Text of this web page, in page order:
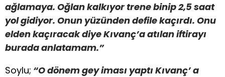
ağlamaya. Oğlan kalkıyor trene binip 2,5 saat
yol gidiyor. Onun yüzünden defile kaçırdı. Onu
elden kaçıracak diye Kıvanç’a atılan iftirayı
burada anlatamam.”
Soylu; “O dönem gey iması yaptı Kıvanç’ a